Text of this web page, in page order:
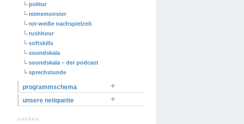
politur
reimemonster
rot-weiße nachspielzeit
rushhour
softskills
soundskala
soundskala – der podcast
sprechstunde
programmschema
unsere netiquette
suchen